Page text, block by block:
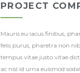
PROJECT
Mauris eu lacus finibus,
felis purus, pharetra non
tempus vitae justo vitae
ac nisl id urna euismod